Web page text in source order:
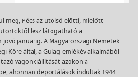
meg, Pécs az utolsó előtti, mielőtt
lesz látogatható a
jövő januárig. A Magyarországi Németek
Köre által, a Gulag-emlékév alkalmából
vagonkiállítását azokon a
ahonnan deportálások indultak 1944